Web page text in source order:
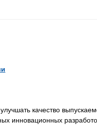
качество
инновационных